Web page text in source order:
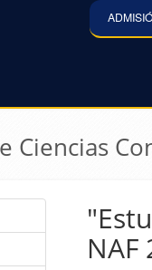
Ciencias
NAF